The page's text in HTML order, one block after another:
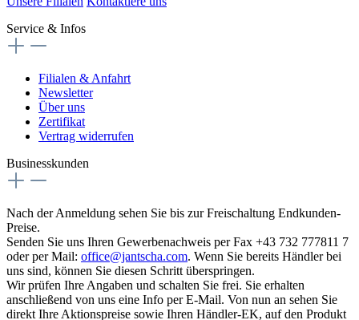
Service & Infos
Filialen & Anfahrt
Newsletter
Über uns
Zertifikat
Vertrag widerrufen
Businesskunden
Nach der Anmeldung sehen Sie bis zur Freischaltung Endkunden-
Preise.
Senden Sie uns Ihren Gewerbenachweis per Fax +43 732 777811 7
oder per Mail: office@jantscha.com. Wenn Sie bereits Händler bei
uns sind, können Sie diesen Schritt überspringen.
Wir prüfen Ihre Angaben und schalten Sie frei. Sie erhalten
anschließend von uns eine Info per E-Mail. Von nun an sehen Sie
direkt Ihre Aktionspreise sowie Ihren Händler-EK, auf den Produkt